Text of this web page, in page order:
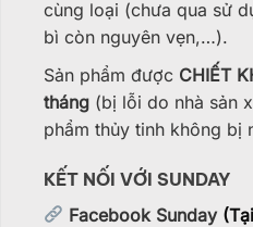
cùng loại (chưa qua sử
bì còn nguyên vẹn,…).
Sản phẩm được CHIẾT
tháng (bị lỗi do nhà sản
phẩm thủy tinh không bị
KẾT NỐI VỚI SUNDAY
Facebook Sunday